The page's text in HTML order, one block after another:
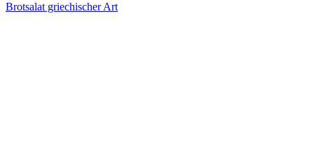
Brotsalat griechischer Art